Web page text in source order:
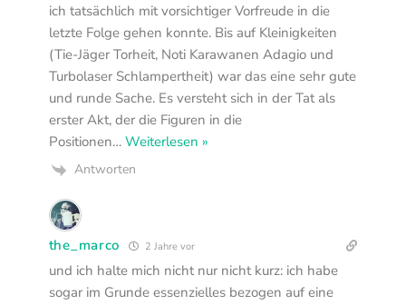
ich tatsächlich mit vorsichtiger Vorfreude in die
letzte Folge gehen konnte. Bis auf Kleinigkeiten
(Tie-Jäger Torheit, Noti Karawanen Adagio und
Turbolaser Schlampertheit) war das eine sehr gute
und runde Sache. Es versteht sich in der Tat als
erster Akt, der die Figuren in die
Positionen… Weiterlesen »
Antworten
the_marco 2 Jahre vor
und ich halte mich nicht nur nicht kurz: ich habe
sogar im Grunde essenzielles bezogen auf eine